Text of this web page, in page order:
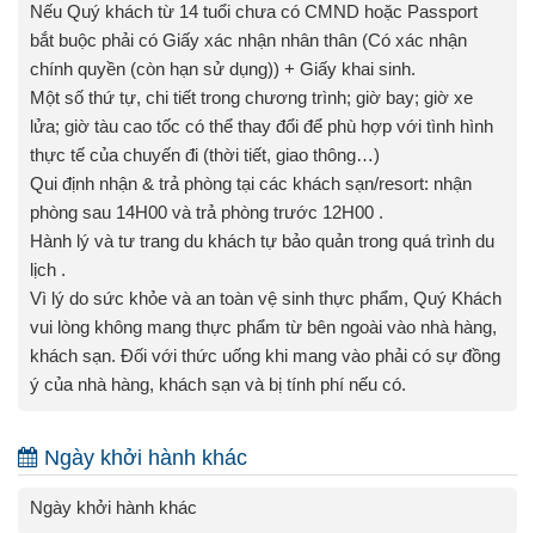
Nếu Quý khách từ 14 tuổi chưa có CMND hoặc Passport
bắt buộc phải có Giấy xác nhận nhân thân (Có xác nhận
chính quyền (còn hạn sử dụng)) + Giấy khai sinh.
Một số thứ tự, chi tiết trong chương trình; giờ bay; giờ xe
lửa; giờ tàu cao tốc có thể thay đổi để phù hợp với tình hình
thực tế của chuyến đi (thời tiết, giao thông…)
Qui định nhận & trả phòng tại các khách sạn/resort: nhận
phòng sau 14H00 và trả phòng trước 12H00 .
Hành lý và tư trang du khách tự bảo quản trong quá trình du
lịch .
Vì lý do sức khỏe và an toàn vệ sinh thực phẩm, Quý Khách
vui lòng không mang thực phẩm từ bên ngoài vào nhà hàng,
khách sạn. Đối với thức uống khi mang vào phải có sự đồng
ý của nhà hàng, khách sạn và bị tính phí nếu có.
Ngày khởi hành khác
Ngày khởi hành khác